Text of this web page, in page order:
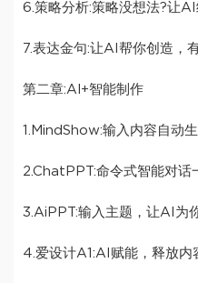
6.策略分析:策略没想法?让
7.表达金句:让AI帮你创造，
第二章:Al+智能制作
1.MindShow:输入内容自动
2.ChatPPT:命令式智能对话
3.AiPPT:输入主题，让AI为
4.爱设计A1:AI赋能，释放内